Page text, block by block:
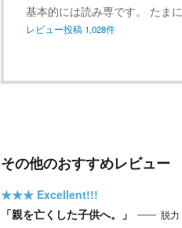
基本的には読み専です。 たま
レビュー投稿 1,028件
その他のおすすめレビュー
★★★ Excellent!!!
「親を亡くした子供へ。」
脱力